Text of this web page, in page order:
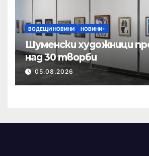
ВОДЕЩИ НОВИНИ НОВИНИ+
Шуменски художници
над 30 творби
05.08.2026